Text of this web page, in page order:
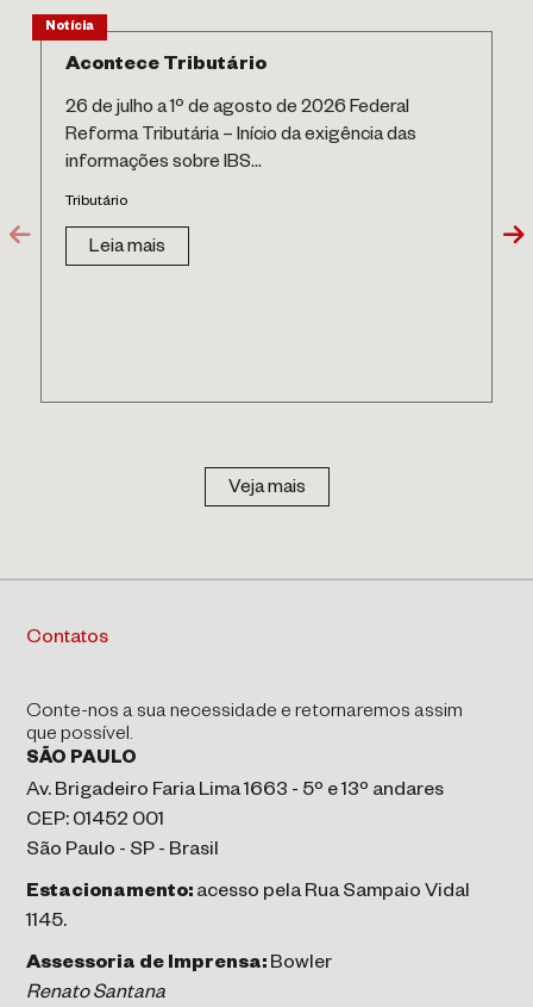
Notícia
Acontece Tributário
26 de julho a 1º de agosto de 2026 Federal
Reforma Tributária – Início da exigência das
informações sobre IBS...
Tributário
Leia mais
Veja mais
Contatos
Conte-nos a sua necessidade e retornaremos assim
que possível.
SÃO PAULO
Av. Brigadeiro Faria Lima 1663 - 5º e 13º andares
CEP: 01452 001
São Paulo - SP - Brasil
Estacionamento: acesso pela Rua Sampaio Vidal
1145.
Assessoria de Imprensa: Bowler
Renato Santana